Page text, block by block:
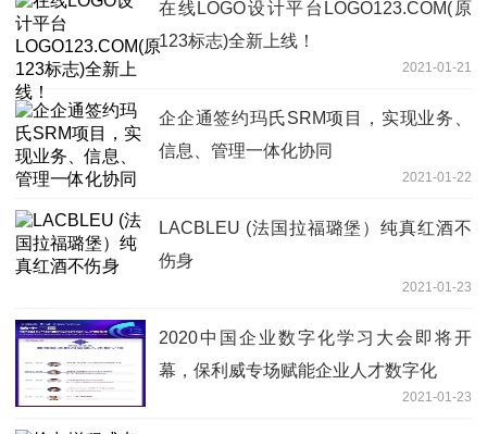
在线LOGO设计平台LOGO123.COM(原
123标志)全新上线！
2021-01-21
企企通签约玛氏SRM项目，实现业务、
信息、管理一体化协同
2021-01-22
LACBLEU (法国拉福璐堡）纯真红酒不
伤身
2021-01-23
2020中国企业数字化学习大会即将开
幕，保利威专场赋能企业人才数字化
2021-01-23